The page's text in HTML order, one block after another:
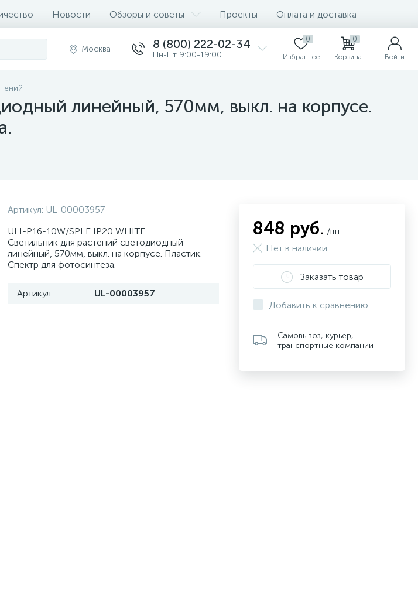
Новости Обзоры и советы Проекты Оплата и доставка
Москва 8 (800) 222-02-34
Пн-Пт 9:00-19:00
0
Избранное
0
Корзина Войти
линейный, 570мм, выкл. на корпусе.
Артикул: UL-00003957
ULI-P16-10W/SPLE IP20 WHITE
Светильник для растений светодиодный
линейный, 570мм, выкл. на корпусе. Пластик.
Спектр для фотосинтеза.
Артикул UL-00003957
848 руб. /шт
Нет в наличии
Заказать товар
Добавить к сравнению
Самовывоз, курьер,
транспортные компании